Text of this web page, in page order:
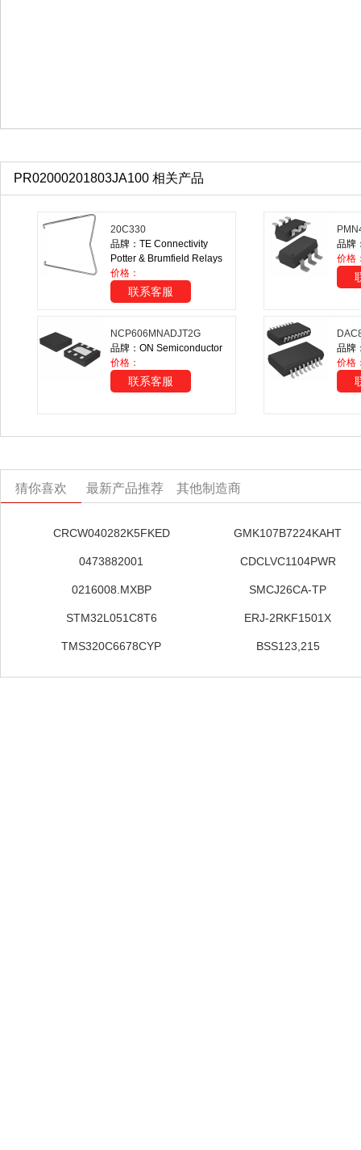
PR02000201803JA100 相关产品
20C330
品牌：TE Connectivity
Potter & Brumfield Relays
价格：
联系客服
品牌
价格
NCP606MNADJT2G
品牌：ON Semiconductor
价格：
联系客服
品牌
价格
猜你喜欢 最新产品推荐 其他制造商
CRCW040282K5FKED GMK107B7224KAHT
0473882001 CDCLVC1104PWR
0216008.MXBP SMCJ26CA-TP
STM32L051C8T6 ERJ-2RKF1501X
TMS320C6678CYP BSS123,215